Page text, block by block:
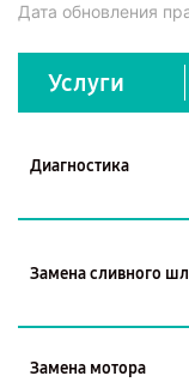
Дата обновления
Услуги
Диагностика
Замена сливного
Замена мотора